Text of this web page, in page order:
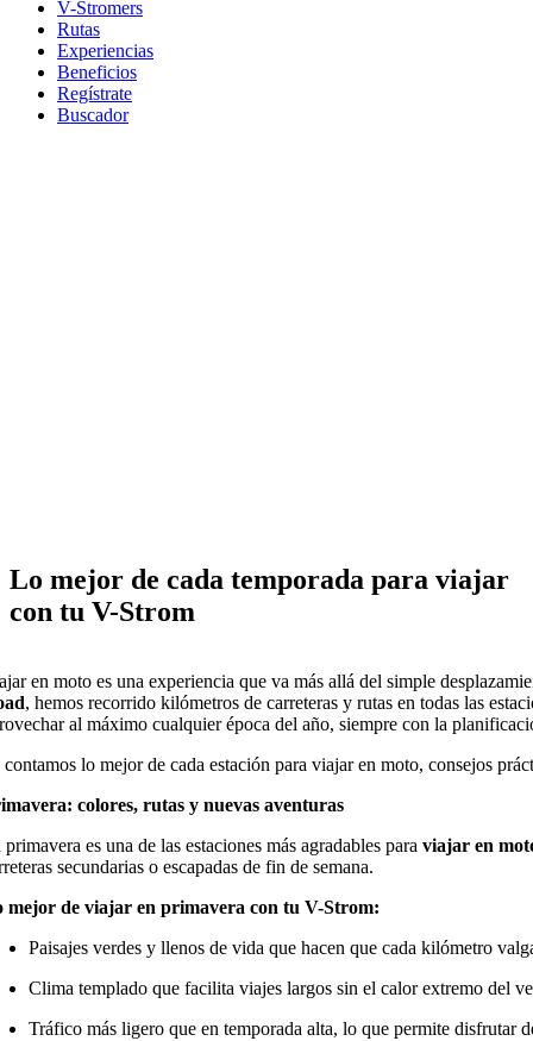
V-Stromers
Rutas
Experiencias
Beneficios
Regístrate
Buscador
Lo mejor de cada temporada para viajar
con tu V-Strom
en moto es una experiencia que va más allá del simple
, hemos recorrido kilómetros de carreteras y rutas en todas las
al máximo cualquier época del año, siempre con la
contamos lo mejor de cada estación para viajar en moto, consejos
colores, rutas y nuevas aventuras
es una de las estaciones más agradables para viajar en
secundarias o escapadas de fin de semana.
mejor de viajar en primavera con tu V-Strom:
Paisajes verdes y llenos de vida que hacen que cada kilómetro
Clima templado que facilita viajes largos sin el calor extremo del
Tráfico más ligero que en temporada alta, lo que permite disfrutar